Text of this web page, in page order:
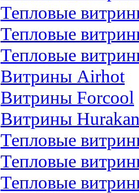
Тепловые
Тепловые
Тепловые
Витрины Airhot
Витрины Forcool
Витрины
Тепловые
Тепловые
Тепловые